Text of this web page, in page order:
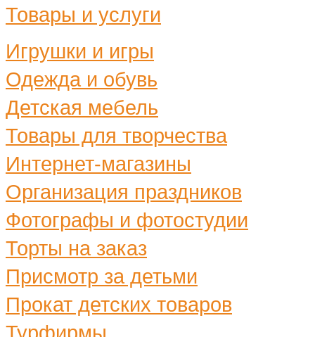
Товары и услуги
Игрушки и игры
Одежда и обувь
Детская мебель
Товары для творчества
Интернет-магазины
Организация праздников
Фотографы и фотостудии
Торты на заказ
Присмотр за детьми
Прокат детских товаров